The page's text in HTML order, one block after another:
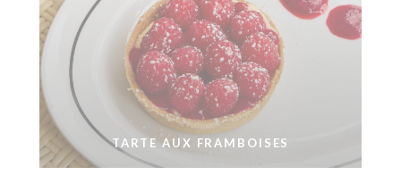
TARTE AUX FRAMBOISES